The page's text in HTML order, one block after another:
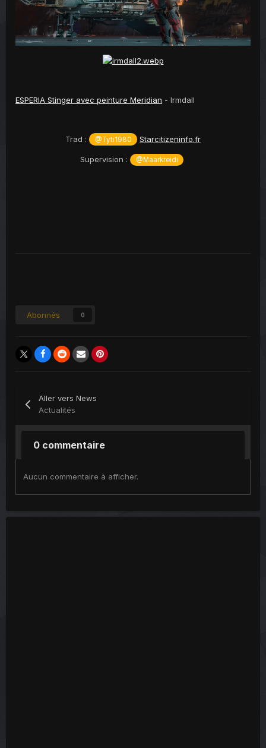
ESPERIA Stinger avec peinture Meridian - Irmdall
Trad : @Tyti1980 Starcitizeninfo.fr
Supervision : @Maarkreidi
Abonnés 0
Aller vers News
Actualités
0 commentaire
Aucun commentaire à afficher.